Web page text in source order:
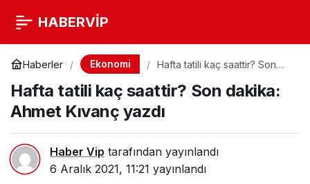
HABERVİP
Haberler Ekonomi
Hafta tatili kaç saattir? Son
Hafta tatili kaç saattir? Son dakika:
Ahmet Kıvanç yazdı
Haber Vip tarafından yayınlandı
6 Aralık 2021, 11:21 yayınlandı